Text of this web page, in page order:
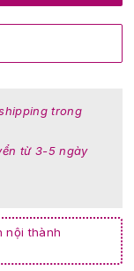
trong
từ 3-5 ngày
nội thành